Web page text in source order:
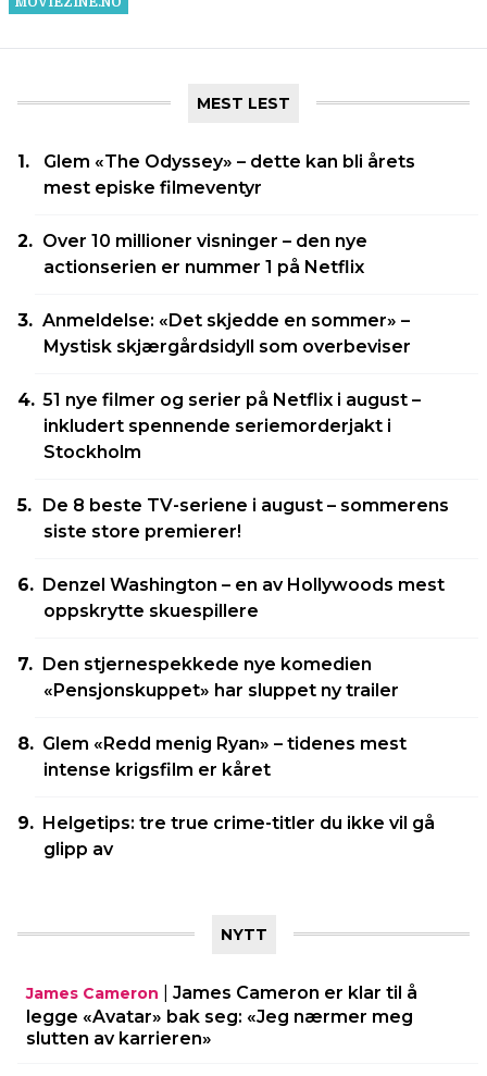
MEST LEST
Glem «The Odyssey» – dette kan bli årets
mest episke filmeventyr
Over 10 millioner visninger – den nye
actionserien er nummer 1 på Netflix
Anmeldelse: «Det skjedde en sommer» –
Mystisk skjærgårdsidyll som overbeviser
51 nye filmer og serier på Netflix i august –
inkludert spennende seriemorderjakt i
Stockholm
De 8 beste TV-seriene i august – sommerens
siste store premierer!
Denzel Washington – en av Hollywoods mest
oppskrytte skuespillere
Den stjernespekkede nye komedien
«Pensjonskuppet» har sluppet ny trailer
Glem «Redd menig Ryan» – tidenes mest
intense krigsfilm er kåret
Helgetips: tre true crime-titler du ikke vil gå
glipp av
NYTT
James Cameron
James Cameron er klar til å
legge «Avatar» bak seg: «Jeg nærmer meg
slutten av karrieren»